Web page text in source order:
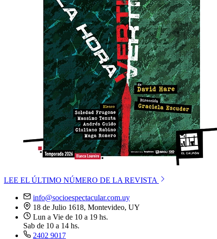
LEE EL ÚLTIMO NÚMERO DE LA REVISTA
info@socioespectacular.com.uy
18 de Julio 1618, Montevideo, UY
Lun a Vie de 10 a 19 hs.
Sab de 10 a 14 hs.
2402 9017